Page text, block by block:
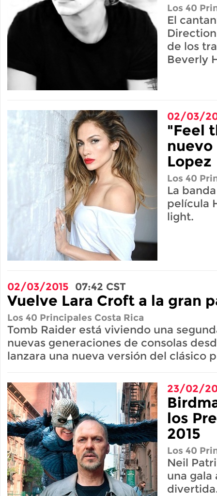
Los 40
El
de los
Beverly
02/03/
"Feel
Lopez
Los 40
La
película
light.
02/03/2015 07:42 CST
Vuelve Lara Croft a la gran
Los 40 Principales Costa Rica
Tomb Raider está viviendo una
nuevas generaciones de consolas
lanzara una nueva versión del clásico
23/02/
los
2015
Los 40
Neil
una gala